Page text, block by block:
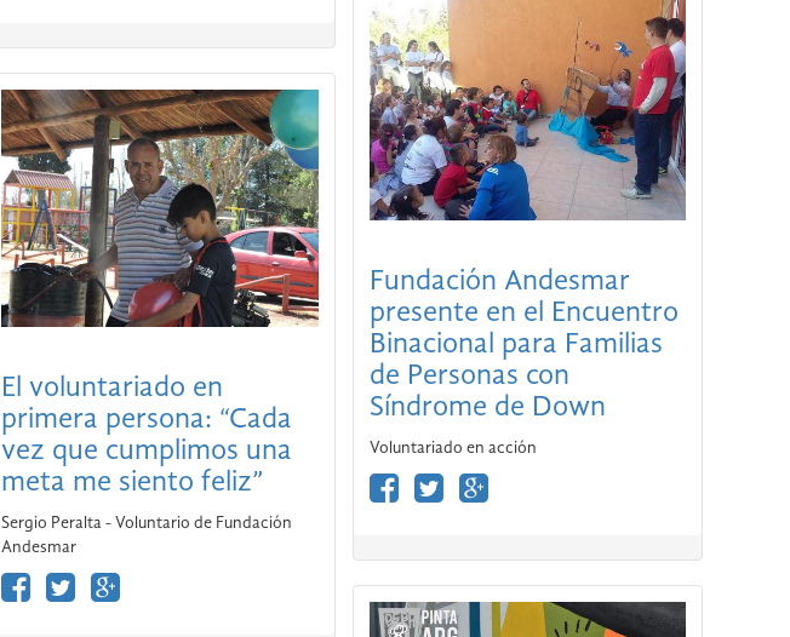
El voluntariado en
primera persona: “Cada
meta me siento feliz”
Sergio Peralta - Voluntario de Fundación
Andesmar
Fundación Andesmar
presente en el Encuentro
Binacional para Familias
de Personas con
Síndrome de Down
Voluntariado en acción